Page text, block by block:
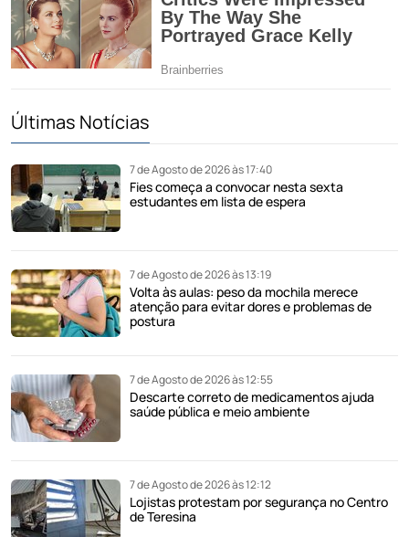
Últimas Notícias
7 de Agosto de 2026 às 17:40
Fies começa a convocar nesta sexta
estudantes em lista de espera
7 de Agosto de 2026 às 13:19
Volta às aulas: peso da mochila merece
atenção para evitar dores e problemas de
postura
7 de Agosto de 2026 às 12:55
Descarte correto de medicamentos ajuda
saúde pública e meio ambiente
7 de Agosto de 2026 às 12:12
Lojistas protestam por segurança no Centro
de Teresina